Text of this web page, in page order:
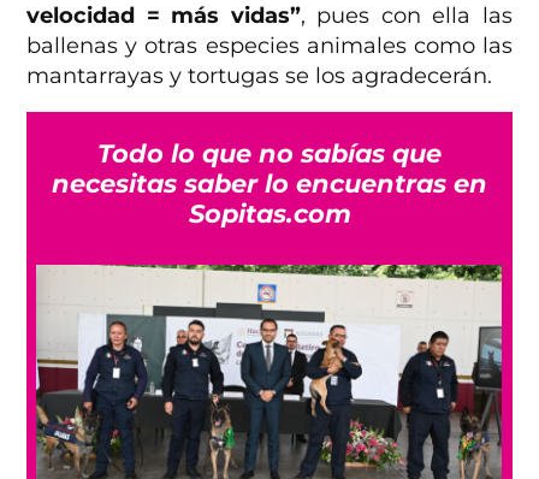
velocidad = más vidas”, pues con ella las
ballenas y otras especies animales como las
mantarrayas y tortugas se los agradecerán.
Todo lo que no sabías que
necesitas saber lo encuentras en
Sopitas.com